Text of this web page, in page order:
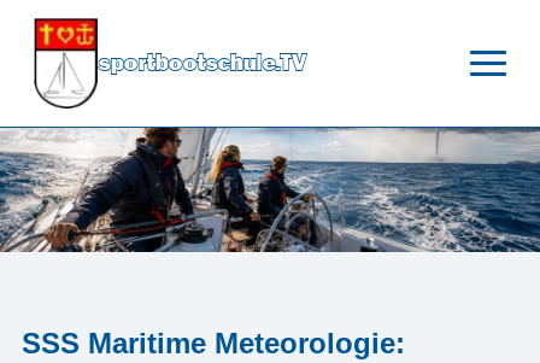
sportbootschule.TV
SSS Maritime Meteorologie: